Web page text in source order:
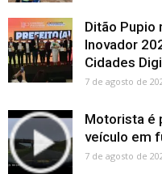
Ditão
Inovador
Cidades
7 de agosto de
Motorista é
veículo em
7 de agosto de